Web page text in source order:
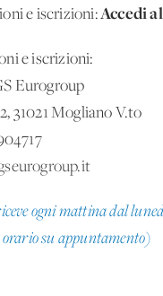
e iscrizioni:Accedi
e iscrizioni:
Eurogroup
31021 Mogliano V.to
ogni mattina dal
su appuntamento)